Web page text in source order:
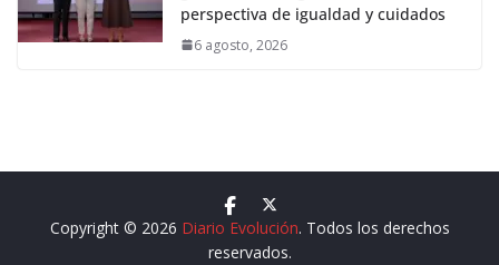
perspectiva de igualdad y cuidados
6 agosto, 2026
Copyright © 2026 Diario Evolución. Todos los derechos
reservados.